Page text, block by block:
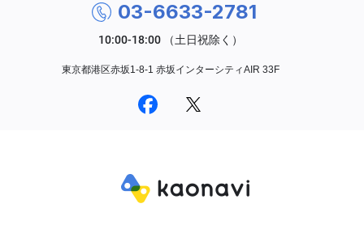
03-6633-2781
東京都港区赤坂1-8-1 赤坂インターシティAIR 33F